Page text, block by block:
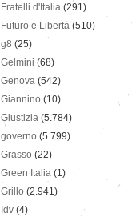
Fratelli d'Italia (291)
Futuro e Libertà (510)
g8 (25)
Gelmini (68)
Genova (542)
Giannino (10)
Giustizia (5.784)
governo (5.799)
Grasso (22)
Green Italia (1)
Grillo (2.941)
Idv (4)